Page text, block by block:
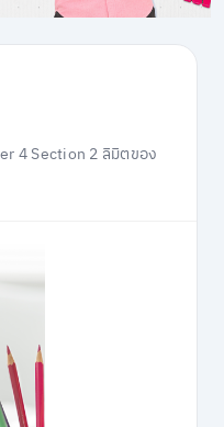
4 Section 2 ลิมิตของ